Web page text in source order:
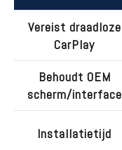
Vereist draadloze
CarPlay
Behoudt OEM
scherm/interface
Installatietijd